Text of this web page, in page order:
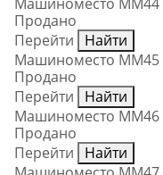
Продано
Перейти
Найти
Машиноместо ММ45
Продано
Перейти
Найти
Машиноместо ММ46
Продано
Перейти
Найти